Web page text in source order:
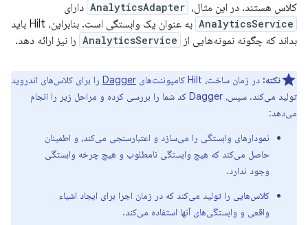
کلاس هستند. در این مثال، AnalyticsAdapter دارای
AnalyticsService
به عنوان یک وابستگی است. بنابراین، Hilt باید
بداند که چگونه نمونه‌هایی از
AnalyticsService را نیز ارائه دهد.
نکته: در زمان ساخت، Hilt کامپوننت‌های Dagger را برای کلاس‌های اندروید
تولید می‌کند. سپس، Dagger کد شما را بررسی کرده و مراحل زیر را انجام
می‌دهد:
نمودارهای وابستگی را می‌سازد و اعتبارسنجی می‌کند، و اطمینان
حاصل می‌کند که هیچ وابستگی نامطلوب و هیچ چرخه وابستگی
وجود ندارد.
کلاس‌هایی را تولید می‌کند که در زمان اجرا برای ایجاد اشیاء
واقعی و وابستگی‌های آنها استفاده می‌کند.